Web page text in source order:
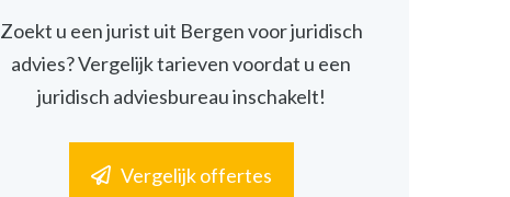
Zoekt u een jurist uit Bergen voor juridisch
advies? Vergelijk tarieven voordat u een
juridisch adviesbureau inschakelt!
Vergelijk offertes